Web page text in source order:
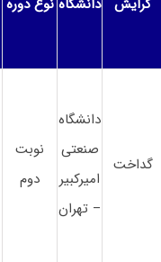
گداخت
دانشگاه
صنعتی
امیرکبیر
– تهران
نوبت
دوم